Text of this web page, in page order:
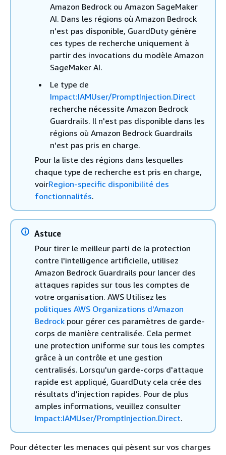
Amazon Bedrock ou Amazon SageMaker
AI. Dans les régions où Amazon Bedrock
n'est pas disponible, GuardDuty génère
ces types de recherche uniquement à
partir des invocations du modèle Amazon
SageMaker AI.
Le type de
Impact:IAMUser/PromptInjection.Direct
recherche nécessite Amazon Bedrock
Guardrails. Il n'est pas disponible dans les
régions où Amazon Bedrock Guardrails
n'est pas pris en charge.
Pour la liste des régions dans lesquelles
chaque type de recherche est pris en charge,
voirRegion-specific disponibilité des
fonctionnalités.
Astuce
Pour tirer le meilleur parti de la protection
contre l'intelligence artificielle, utilisez
Amazon Bedrock Guardrails pour lancer des
attaques rapides sur tous les comptes de
votre organisation. AWS Utilisez les
politiques AWS Organizations d'Amazon
Bedrock pour gérer ces paramètres de garde-
corps de manière centralisée. Cela permet
une protection uniforme sur tous les comptes
grâce à un contrôle et une gestion
centralisés. Lorsqu'un garde-corps d'attaque
rapide est appliqué, GuardDuty cela crée des
résultats d'injection rapides. Pour de plus
amples informations, veuillez consulter
Impact:IAMUser/PromptInjection.Direct.
Pour détecter les menaces qui pèsent sur vos charges